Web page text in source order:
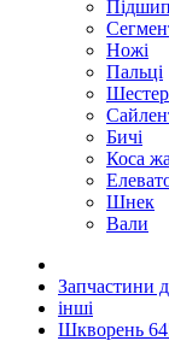
Ножі
Пальці
Бичі
Коса
Шнек
Вали
Запчастини
інші
Шкворень